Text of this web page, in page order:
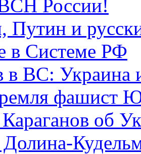
России!
Путин и
в Системе РФ
в ВС: Украина
фашист
об